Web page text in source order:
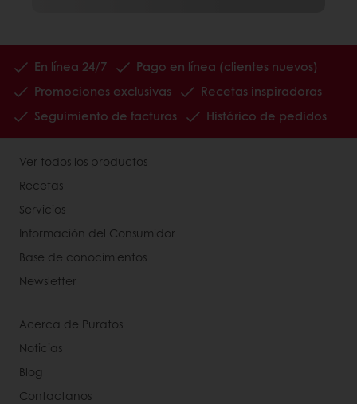
En línea 24/7
Pago en línea (clientes nuevos)
Promociones exclusivas
Recetas inspiradoras
Seguimiento de facturas
Histórico de pedidos
Ver todos los productos
Recetas
Servicios
Información del Consumidor
Base de conocimientos
Newsletter
Acerca de Puratos
Noticias
Blog
Contactanos